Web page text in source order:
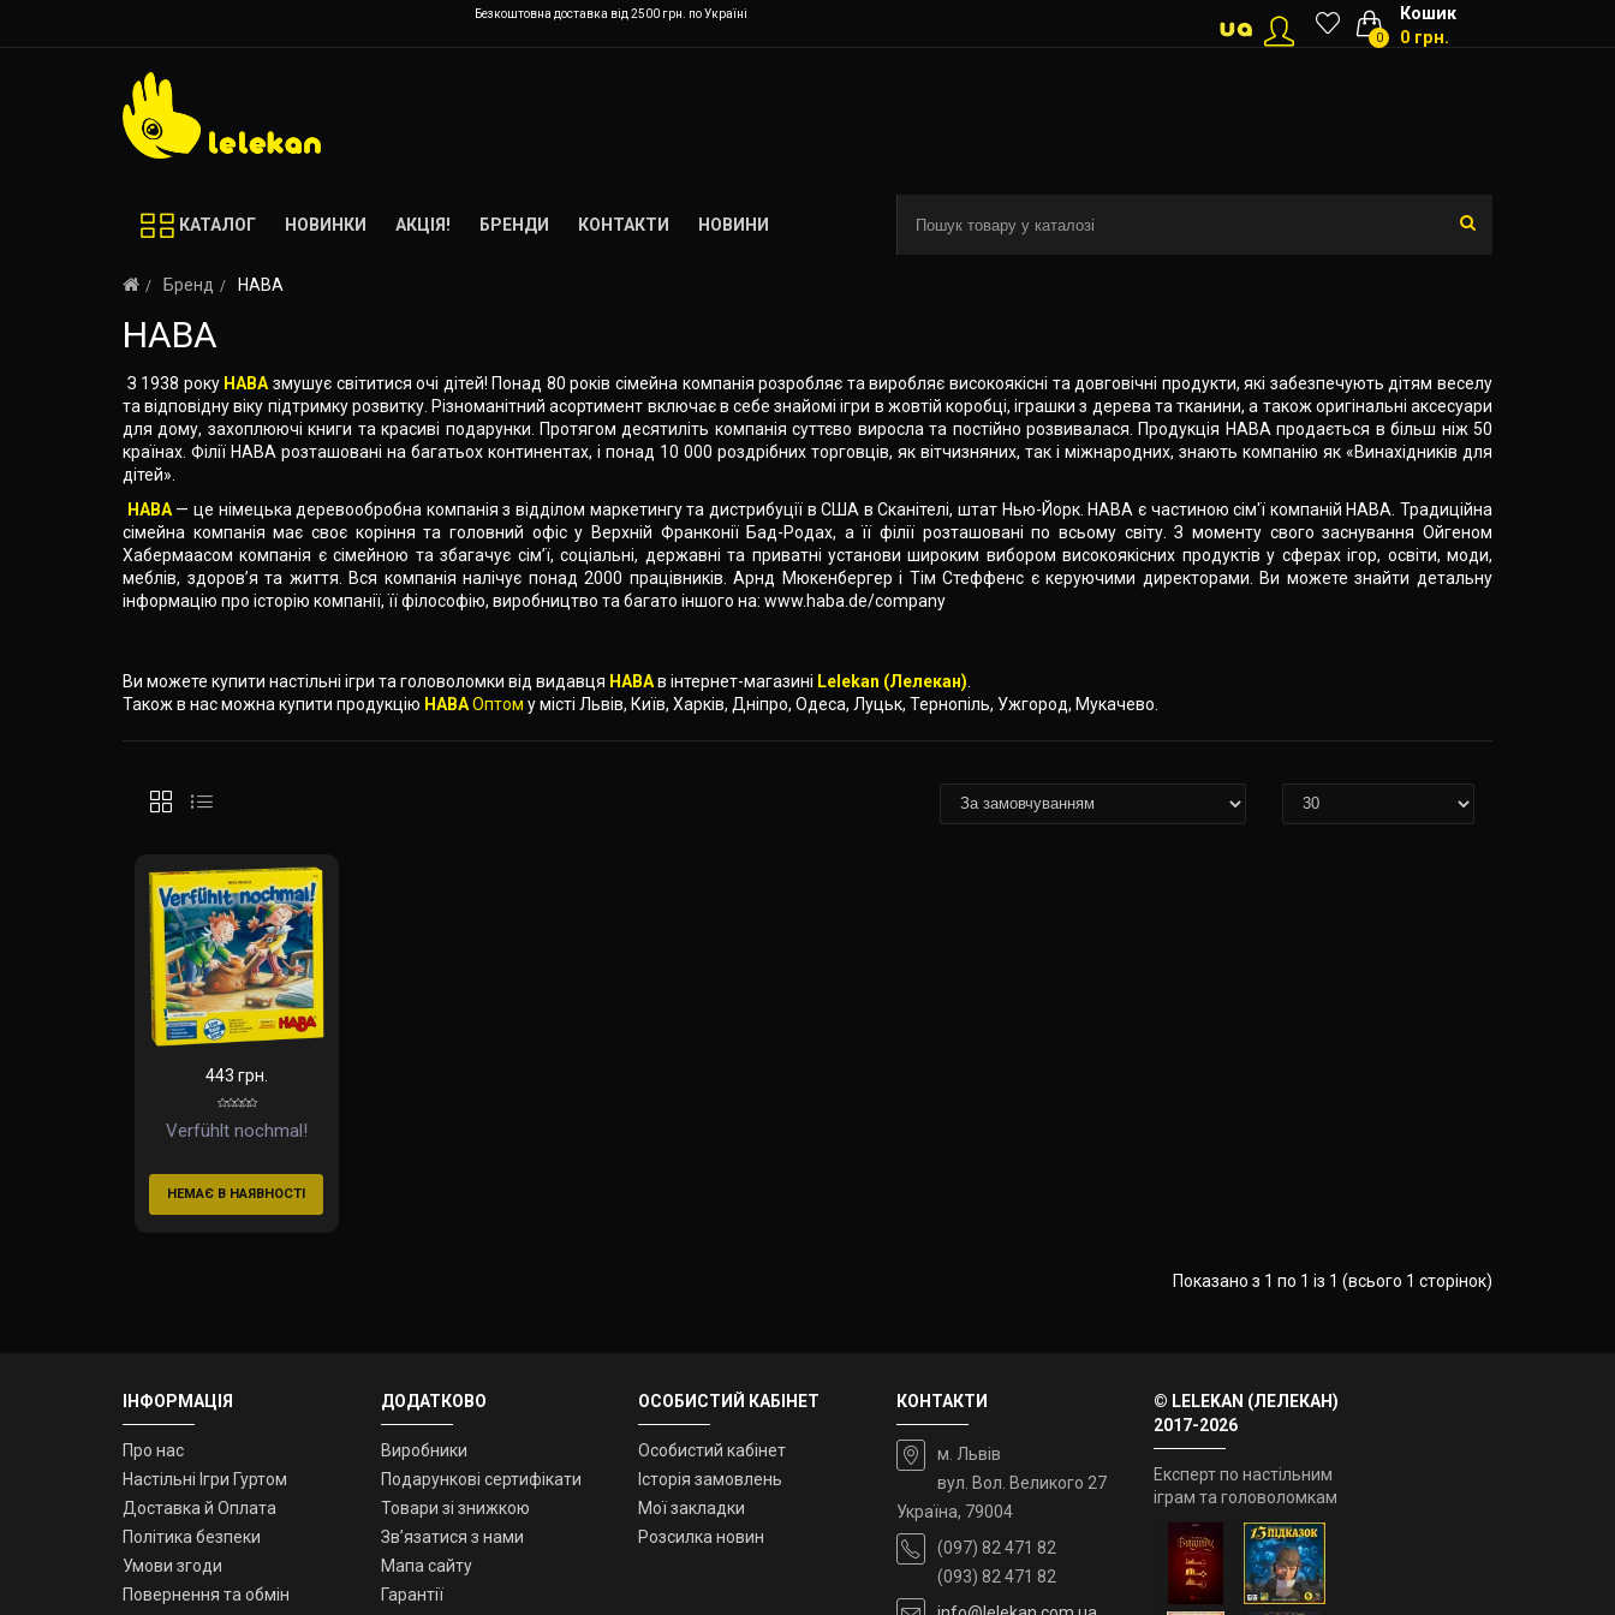
Безкоштовна доставка від 2500 грн. по Україні Кошик
0 0 грн.
КАТАЛОГ НОВИНКИ АКЦІЯ! БРЕНДИ КОНТАКТИ НОВИНИ
Бренд HABA
HABA
З 1938 року HABA змушує світитися очі дітей! Понад 80 років сімейна компанія розробляє та виробляє високоякісні та довговічні продукти, які забезпечують дітям веселу
та відповідну віку підтримку розвитку. Різноманітний асортимент включає в себе знайомі ігри в жовтій коробці, іграшки з дерева та тканини, а також оригінальні аксесуари
для дому, захоплюючі книги та красиві подарунки. Протягом десятиліть компанія суттєво виросла та постійно розвивалася. Продукція HABA продається в більш ніж 50
країнах. Філії HABA розташовані на багатьох континентах, і понад 10 000 роздрібних торговців, як вітчизняних, так і міжнародних, знають компанію як «Винахідників для
дітей».
HABA — це німецька деревообробна компанія з відділом маркетингу та дистрибуції в США в Сканітелі, штат Нью-Йорк. HABA є частиною сім'ї компаній HABA. Традиційна
сімейна компанія має своє коріння та головний офіс у Верхній Франконії Бад-Родах, а її філії розташовані по всьому світу. З моменту свого заснування Ойгеном
Хабермаасом компанія є сімейною та збагачує сім’ї, соціальні, державні та приватні установи широким вибором високоякісних продуктів у сферах ігор, освіти, моди,
меблів, здоров’я та життя. Вся компанія налічує понад 2000 працівників. Арнд Мюкенбергер і Тім Стеффенс є керуючими директорами. Ви можете знайти детальну
інформацію про історію компанії, її філософію, виробництво та багато іншого на: www.haba.de/company
Ви можете купити настільні ігри та головоломки від видавця HABAв інтернет-магазині Lelekan (Лелекан)
Також в нас можна купити продукцію HABAОптом у місті Львів, Київ, Харків, Дніпро, Одеса, Луцьк, Тернопіль, Ужгород, Мукачево.
443 грн.
Verfühlt nochmal!
НЕМАЄ В НАЯВНОСТІ
Показано з 1 по 1 із 1 (всього 1 сторінок)
ІНФОРМАЦІЯ
Про нас
Настільні Ігри Гуртом
Доставка й Оплата
Політика безпеки
Умови згоди
Повернення та обмін
ДОДАТКОВО
Виробники
Подарункові сертифікати
Товари зі знижкою
Зв’язатися з нами
Мапа сайту
Гарантії
ОСОБИСТИЙ КАБІНЕТ
Особистий кабінет
Історія замовлень
Мої закладки
Розсилка новин
КОНТАКТИ
м. Львів
вул. Вол. Великого 27
Україна, 79004
(097) 82 471 82
(093) 82 471 82
© LELEKAN (ЛЕЛЕКАН)
2017-2026
Експерт по настільним
іграм та головоломкам